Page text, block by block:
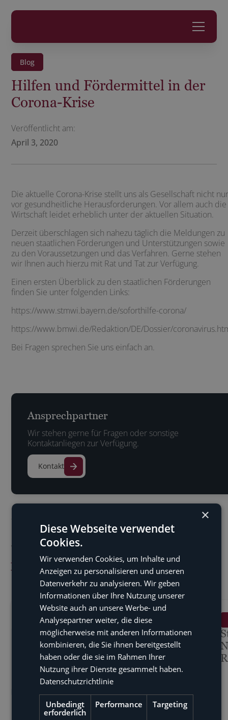
Blog
Hilfen und Fördermittel in der
Corona-Krise
Veröffentlicht am:
April 3, 2020
Die aktuelle Corona-Krise stellt uns als Gesellschaft nicht
vor gesundheitliche Herausforderungen. Vor allem auch die
Wirtschaft leidet erheblich unter der aktuellen Situation.
Derzeit überschlagen sich nahezu täglich die Meldungen zu
neuen staatlichen Förderungen und Unterstützungen sowie
zu den Voraussetzungen und das Verfahren. Gerne stehen
wir Ihnen auch hierzu mit Rat und Tat zur Verfügung.
Einen ersten Überblick zu den staatlichen Förderungen
finden Sie unter folgenden Links:
https://www.stmwi.bayern.de/soforthilfe-corona/
https://www.bmwi.de/Redaktion/DE/Dossier/
Bei Fragen sprechen Sie uns einfach an.
Ansprechpartner
Wir stehen gerne für Fragen oder sonstige
Kontaktanliegen zur Verfügung.
Kontakt
WEITERE BEITRÄGE
Aktuelle Beiträge &
Veranstaltungen
BLOG February 23, 2026
Aktivrente 2026: 2.000 €
steuerfrei dazuverdienen! | BMK
Steuertalk
×
Diese Webseite verwendet
Cookies.
Wir verwenden Cookies, um Inhalte und
Anzeigen zu personalisieren und unseren
Datenverkehr zu analysieren. Wir geben
Informationen über Ihre Nutzung unserer
Website auch an unsere Werbe- und
Analysepartner weiter, die diese
möglicherweise mit anderen Informationen
kombinieren, die Sie ihnen bereitgestellt
haben oder die sie im Rahmen Ihrer
Nutzung ihrer Dienste gesammelt haben.
Datenschutzrichtlinie
Unbedingt
erforderlich
Performance Targeting